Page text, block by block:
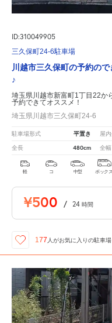
ID:310049905
三久保町24-6駐車場
川越市三久保町の予約の
♪
埼玉県川越市新富町1丁目22か
予約できてオススメ！
埼玉県川越市三久保町24-6
駐車場形式 平置き 屋
全長 480cm 全幅
軽 コ 中型 ボックス
¥500 / 24 時間
177 人がお気に入りの駐車場